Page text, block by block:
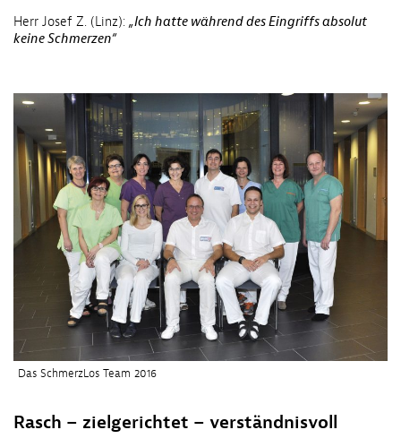
Herr Josef Z. (Linz): „Ich hatte während des Eingriffs absolut
keine Schmerzen“
Das SchmerzLos Team 2016
Rasch – zielgerichtet – verständnisvoll